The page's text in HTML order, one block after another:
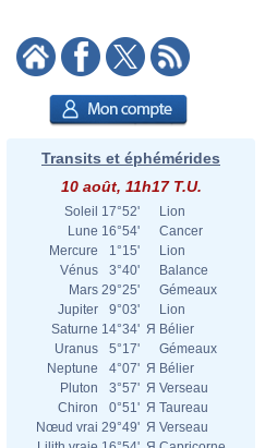
Transits et éphémérides
10 août, 11h17 T.U.
Soleil 17°52'
Lion
Lune 16°54'
Cancer
Mercure
1°15'
Lion
Vénus
3°40'
Balance
Mars 29°25'
Gémeaux
Jupiter
9°03'
Lion
Saturne 14°34' Я Bélier
Uranus
5°17'
Gémeaux
Neptune
4°07' Я Bélier
Pluton
3°57' Я Verseau
Chiron
0°51' Я Taureau
Nœud vrai 29°49' Я Verseau